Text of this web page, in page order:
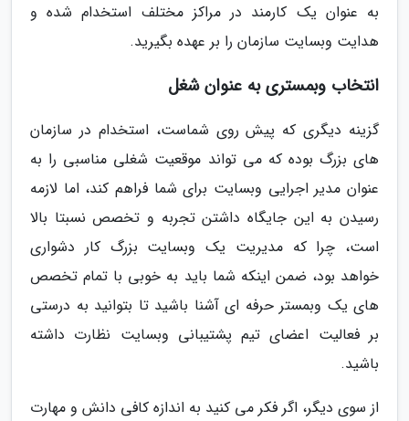
به عنوان یک کارمند در مراکز مختلف استخدام شده و
هدایت وبسایت سازمان را بر عهده بگیرید.
انتخاب وبمستری به عنوان شغل
گزینه دیگری که پیش روی شماست، استخدام در سازمان
های بزرگ بوده که می تواند موقعیت شغلی مناسبی را به
عنوان مدیر اجرایی وبسایت برای شما فراهم کند، اما لازمه
رسیدن به این جایگاه داشتن تجربه و تخصص نسبتا بالا
است، چرا که مدیریت یک وبسایت بزرگ کار دشواری
خواهد بود، ضمن اینکه شما باید به خوبی با تمام تخصص
های یک وبمستر حرفه ای آشنا باشید تا بتوانید به درستی
بر فعالیت اعضای تیم پشتیبانی وبسایت نظارت داشته
باشید.
از سوی دیگر، اگر فکر می کنید به اندازه کافی دانش و مهارت